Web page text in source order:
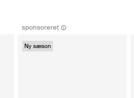
sponsoreret
Ny sæson